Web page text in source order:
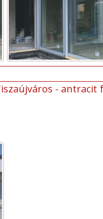
- antracit